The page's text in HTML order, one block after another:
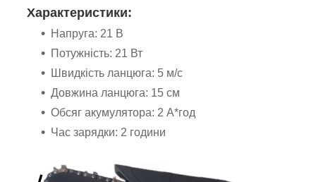
Характеристики:
Напруга: 21 В
Потужність: 21 Вт
Швидкість ланцюга: 5 м/с
Довжина ланцюга: 15 см
Обсяг акумулятора: 2 А*год
Час зарядки: 2 години